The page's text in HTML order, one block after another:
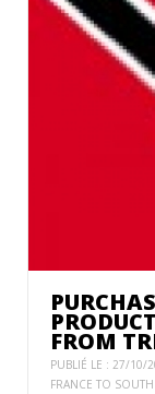
FROM
PUBLIÉ LE : 27/10/
FRANCE TO